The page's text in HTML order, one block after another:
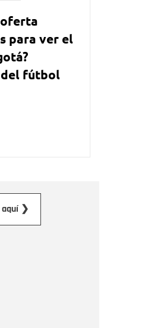
para ver el
fútbol
aquí ❯